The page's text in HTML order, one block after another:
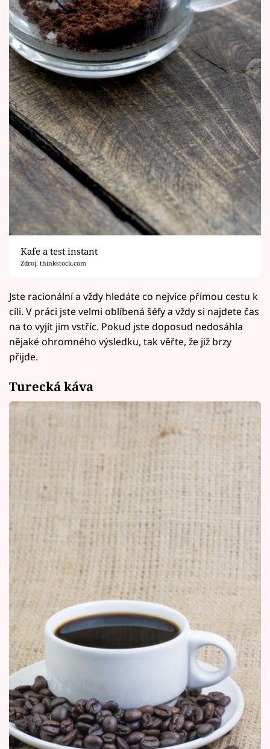
Kafe a test instant
Zdroj: thinkstock.com
Jste racionální a vždy hledáte co nejvíce přímou cestu k
cíli. V práci jste velmi oblíbená šéfy a vždy si najdete čas
na to vyjít jim vstříc. Pokud jste doposud nedosáhla
nějaké ohromného výsledku, tak věřte, že již brzy
přijde.
Turecká káva